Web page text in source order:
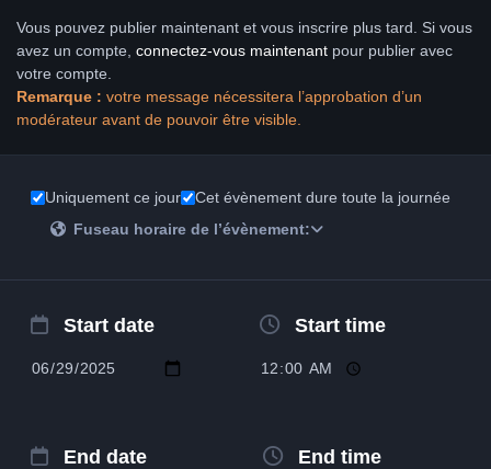
Vous pouvez publier maintenant et vous inscrire plus tard. Si vous
avez un compte, connectez-vous maintenant pour publier avec
votre compte.
Remarque : votre message nécessitera l’approbation d’un
modérateur avant de pouvoir être visible.
Uniquement ce jour
Cet évènement dure toute la journée
Fuseau horaire de l’évènement:
Start date Start time
End date End time